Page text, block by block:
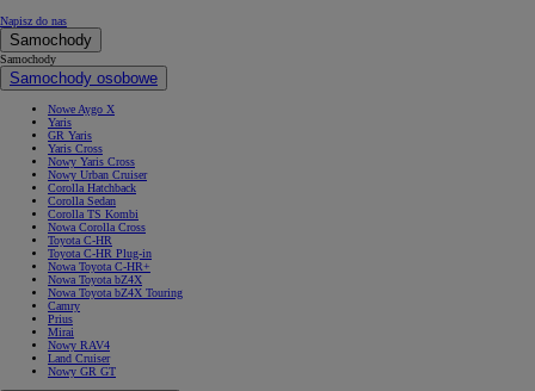
Napisz do nas
Samochody
Samochody
Samochody osobowe
Nowe Aygo X
Yaris
GR Yaris
Yaris Cross
Nowy Yaris Cross
Nowy Urban Cruiser
Corolla Hatchback
Corolla Sedan
Corolla TS Kombi
Nowa Corolla Cross
Toyota C-HR
Toyota C-HR Plug-in
Nowa Toyota C-HR+
Nowa Toyota bZ4X
Nowa Toyota bZ4X Touring
Camry
Prius
Mirai
Nowy RAV4
Land Cruiser
Nowy GR GT